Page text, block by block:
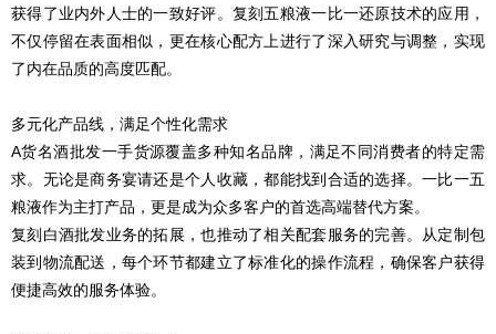
获得了业内外人士的一致好评。 复刻五粮液一比一还原技术的应用，
不仅停留在表面相似，更在核心配方上进行了深入研究与调整，实现
了内在品质的高度匹配。
多元化产品线，满足个性化需求
A货名酒批发一手货源覆盖多种知名品牌，满足不同消费者的特定需
求。无论是商务宴请还是个人收藏，都能找到合适的选择。一比一五
粮液作为主打产品，更是成为众多客户的首选高端替代方案。
复刻 白酒批发业务的拓展，也推动了相关配套服务的完善。从定制包
装到物流配送，每个环节都建立了标准化的操作流程，确保客户获得
便捷高效的服务体验。